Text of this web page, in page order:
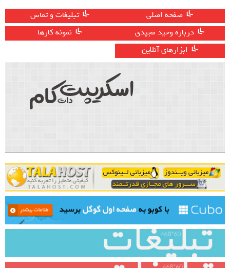
صفحه اصلی
تبلیغات و تماس
درباره وحید مجیدی
نمونه کارها
ابزارهای آنلاین